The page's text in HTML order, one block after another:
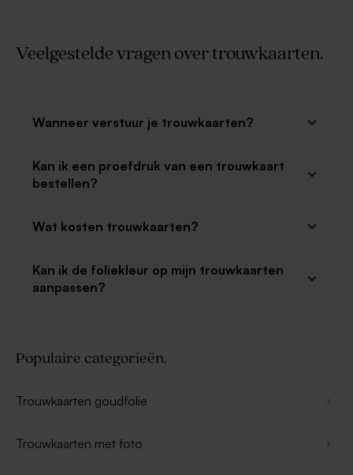
Veelgestelde vragen over trouwkaarten.
Wanneer verstuur je trouwkaarten?
Kan ik een proefdruk van een trouwkaart
bestellen?
Wat kosten trouwkaarten?
Kan ik de foliekleur op mijn trouwkaarten
aanpassen?
Populaire categorieën.
Trouwkaarten goudfolie
Trouwkaarten met foto